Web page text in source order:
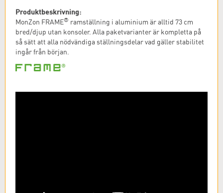
Produktbeskrivning:
MonZon FRAME® ramställning i aluminium är alltid 73 cm
bred/djup utan konsoler. Alla paketvarianter är kompletta på
så sätt att alla nödvändiga ställningsdelar vad gäller stabilitet
ingår från början.